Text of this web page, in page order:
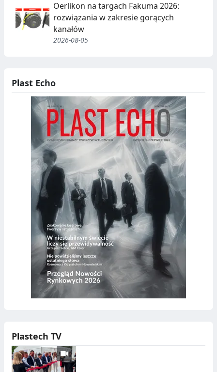
Oerlikon na targach Fakuma 2026:
rozwiązania w zakresie gorących
kanałów
2026-08-05
Plast Echo
Plastech TV